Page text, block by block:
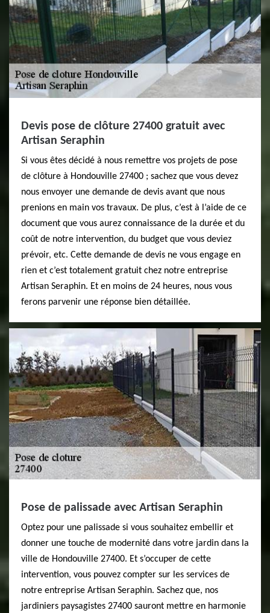
Devis pose de clôture 27400 gratuit avec
Artisan Seraphin
Si vous êtes décidé à nous remettre vos projets de pose
de clôture à Hondouville 27400 ; sachez que vous devez
nous envoyer une demande de devis avant que nous
prenions en main vos travaux. De plus, c’est à l’aide de ce
document que vous aurez connaissance de la durée et du
coût de notre intervention, du budget que vous deviez
prévoir, etc. Cette demande de devis ne vous engage en
rien et c’est totalement gratuit chez notre entreprise
Artisan Seraphin. Et en moins de 24 heures, nous vous
ferons parvenir une réponse bien détaillée.
Pose de palissade avec Artisan Seraphin
Optez pour une palissade si vous souhaitez embellir et
donner une touche de modernité dans votre jardin dans la
ville de Hondouville 27400. Et s’occuper de cette
intervention, vous pouvez compter sur les services de
notre entreprise Artisan Seraphin. Sachez que, nos
jardiniers paysagistes 27400 sauront mettre en harmonie